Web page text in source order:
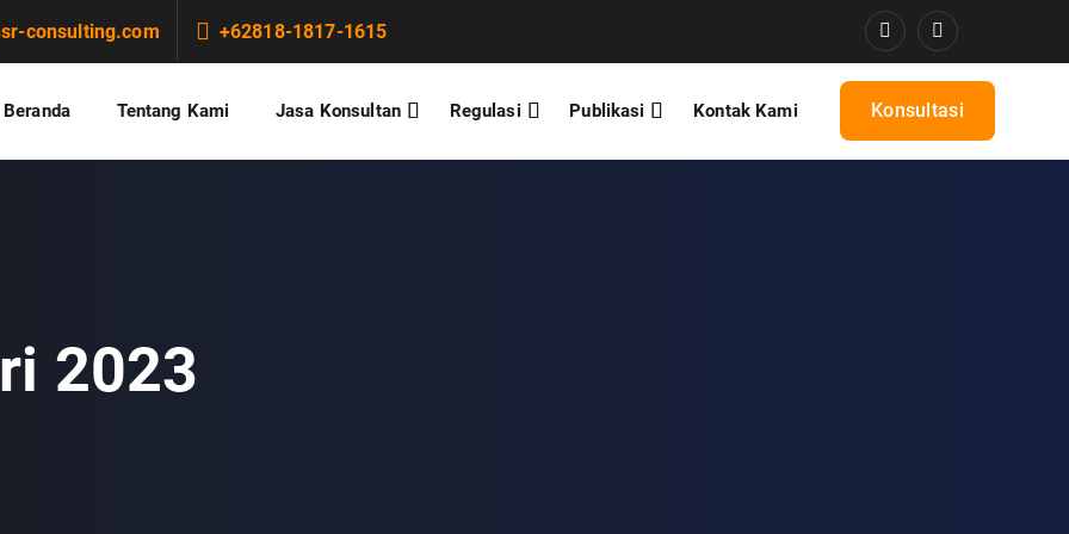
consulting.com +62818-1817-1615
Beranda Tentang Kami Jasa Konsultan Regulasi Publikasi Kontak Kami Konsultasi
2023